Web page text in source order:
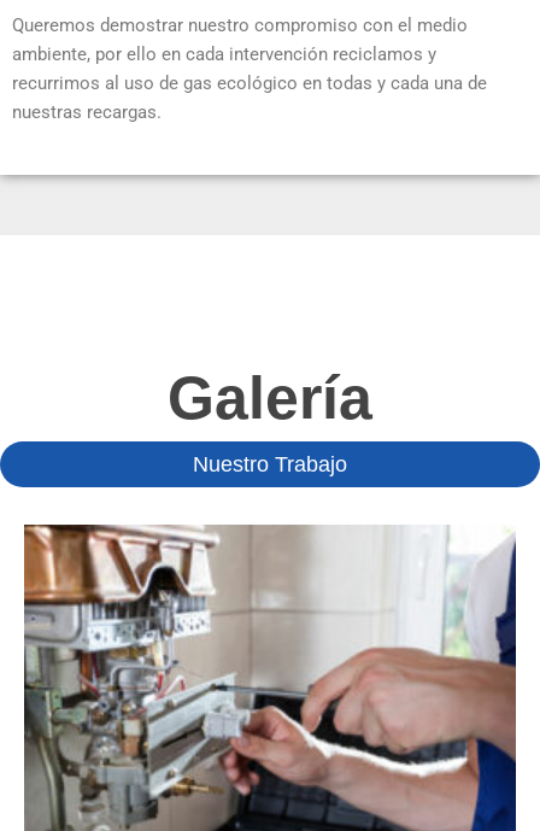
Queremos demostrar nuestro compromiso con el medio
ambiente, por ello en cada intervención reciclamos y
recurrimos al uso de gas ecológico en todas y cada una de
nuestras recargas.
Galería
Nuestro Trabajo